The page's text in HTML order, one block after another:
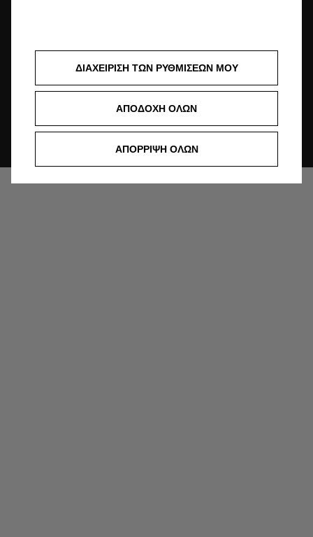
πραγματική αυτονομία ενδέχεται να διαφέρει υπό καθημερινές
συνθήκες και εξαρτάται από διάφορους παράγοντες, όπως το
εξωτερική θερμοκρασία, η χρήση θέρμανσης/κλιματισμού, καθώς και η
θερμική προετοιμασία.
ΔΙΑΧΕΙΡΙΣΗ ΤΩΝ ΡΥΘΜΙΣΕΩΝ ΜΟΥ
ΑΠΟΔΟΧΗ ΟΛΩΝ
ΑΠΟΡΡΙΨΗ ΟΛΩΝ